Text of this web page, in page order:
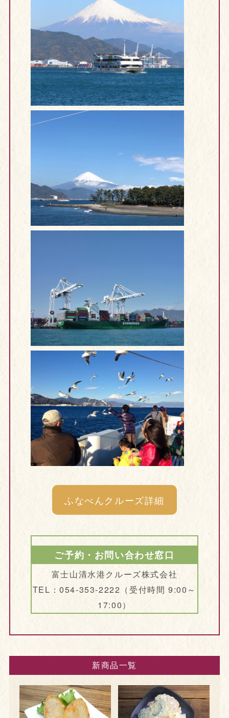
ふなべんクルーズ詳細
ご予約・お問い合わせ窓口
富士山清水港クルーズ株式会社
TEL：054-353-2222（受付時間 9:00～
17:00）
新商品一覧